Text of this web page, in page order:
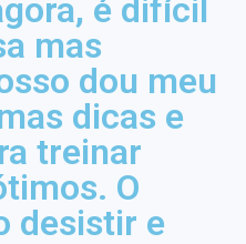
é difícil
mas
dou meu
dicas e
treinar
O
desistir e